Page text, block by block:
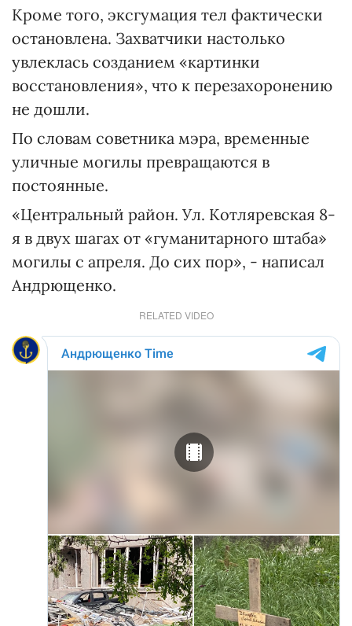
Кроме того, эксгумация тел фактически
остановлена. Захватчики настолько
увлеклась созданием «картинки
восстановления», что к перезахоронению
не дошли.
По словам советника мэра, временные
уличные могилы превращаются в
постоянные.
«Центральный район. Ул. Котляревская 8-
я в двух шагах от «гуманитарного штаба»
могилы с апреля. До сих пор», - написал
Андрющенко.
RELATED VIDEO